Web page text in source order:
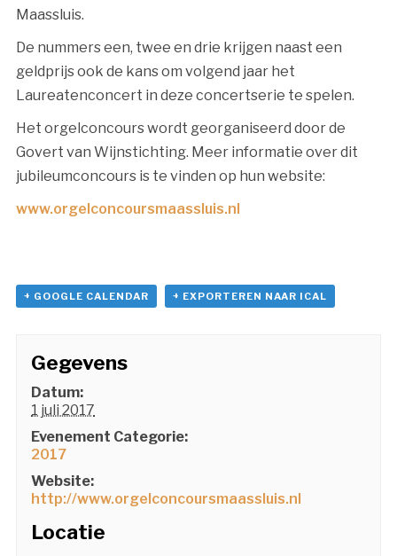
Maassluis.
De nummers een, twee en drie krijgen naast een
geldprijs ook de kans om volgend jaar het
Laureatenconcert in deze concertserie te spelen.
Het orgelconcours wordt georganiseerd door de
Govert van Wijnstichting. Meer informatie over dit
jubileumconcours is te vinden op hun website:
www.orgelconcoursmaassluis.nl
+ GOOGLE CALENDAR + EXPORTEREN NAAR ICAL
Gegevens
Datum:
1 juli 2017
Evenement Categorie:
2017
Website:
http://www.orgelconcoursmaassluis.nl
Locatie